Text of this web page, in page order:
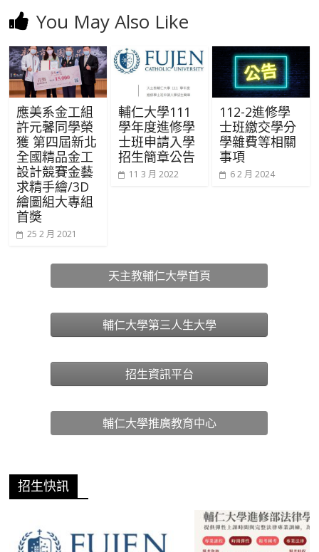
You May Also Like
應美系金工組
許元馨同學榮
獲 第四屆新北
全國精品金工
設計競賽金藝
求精手繪/3D
繪圖組大專組
首奬
25 2 月 2021
輔仁大學111
學年度進修學
士班申請入學
招生簡章公告
11 3 月 2022
112-2進修學
士班繳交學分
學雜費等相關
事項
6 2 月 2024
天主教輔仁大學首頁
輔仁大學第三人生大學
招生資訊平台
輔仁大學推廣教育中心
招生快訊